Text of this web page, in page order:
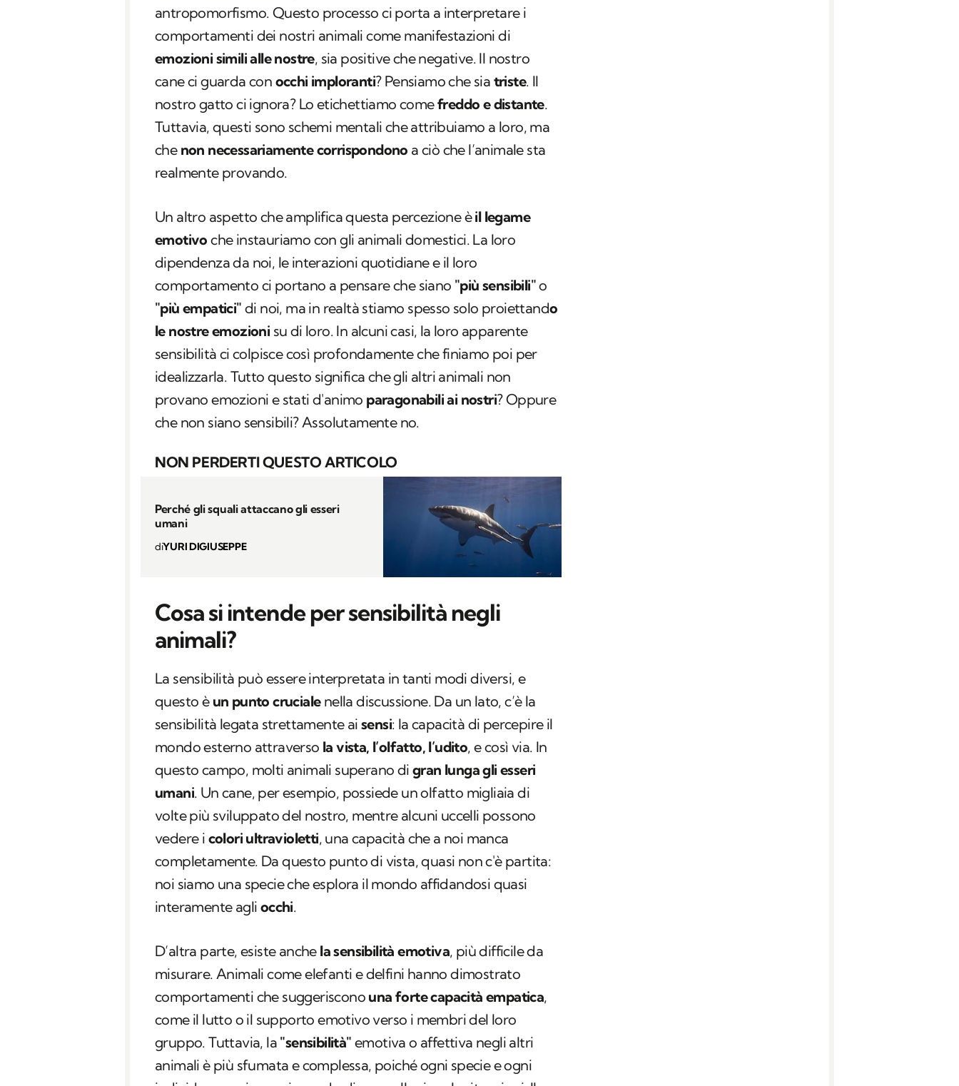
antropomorfismo. Questo processo ci porta a interpretare i
comportamenti dei nostri animali come manifestazioni di
emozioni simili alle nostre, sia positive che negative. Il nostro
cane ci guarda con occhi imploranti? Pensiamo che sia triste. Il
nostro gatto ci ignora? Lo etichettiamo comefreddo e distante.
Tuttavia, questi sono schemi mentali che attribuiamo a loro, ma
che non necessariamente corrispondono a ciò che l’animale sta
realmente provando.
Un altro aspetto che amplifica questa percezione èil legame
emotivo che instauriamo con gli animali domestici. La loro
dipendenza da noi, le interazioni quotidiane e il loro
comportamento ci portano a pensare che siano "più sensibili"o
"più empatici" di noi, ma in realtà stiamo spesso solo proiettando
le nostre emozioni su di loro. In alcuni casi, la loro apparente
sensibilità ci colpisce così profondamente che finiamo poi per
idealizzarla. Tutto questo significa che gli altri animali non
provano emozioni e stati d'animo paragonabili ai nostri? Oppure
che non siano sensibili? Assolutamente no.
NON PERDERTI QUESTO ARTICOLO
Perché gli squali attaccano gli esseri
umani
diYURI DIGIUSEPPE
Cosa si intende per sensibilità negli
animali?
La sensibilità può essere interpretata in tanti modi diversi, e
questo è un punto crucialenella discussione. Da un lato, c’è la
sensibilità legata strettamente ai sensi: la capacità di percepire il
mondo esterno attraverso la vista, l’olfatto, l’udito, e così via. In
questo campo, molti animali superano di gran lunga gli esseri
umani. Un cane, per esempio, possiede un olfatto migliaia di
volte più sviluppato del nostro, mentre alcuni uccelli possono
vedere i colori ultravioletti, una capacità che a noi manca
completamente. Da questo punto di vista, quasi non c'è partita:
noi siamo una specie che esplora il mondo affidandosi quasi
interamente agli occhi.
D’altra parte, esiste anche la sensibilità emotiva, più difficile da
misurare. Animali come elefanti e delfini hanno dimostrato
comportamenti che suggeriscono una forte capacità empatica,
come il lutto o il supporto emotivo verso i membri del loro
gruppo. Tuttavia, la "sensibilità" emotiva o affettiva negli altri
animali è più sfumata e complessa, poiché ogni specie e ogni